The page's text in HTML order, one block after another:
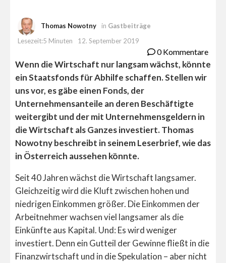
Thomas Nowotny in Gastbeiträge
Lesezeit:5 Minuten
12. September 2019
0 Kommentare
Wenn die Wirtschaft nur langsam wächst, könnte
ein Staatsfonds für Abhilfe schaffen. Stellen wir
uns vor, es gäbe einen Fonds, der
Unternehmensanteile an deren Beschäftigte
weitergibt und der mit Unternehmensgeldern in
die Wirtschaft als Ganzes investiert. Thomas
Nowotny beschreibt in seinem Leserbrief, wie das
in Österreich aussehen könnte.
Seit 40 Jahren wächst die Wirtschaft langsamer.
Gleichzeitig wird die Kluft zwischen hohen und
niedrigen Einkommen größer. Die Einkommen der
Arbeitnehmer wachsen viel langsamer als die
Einkünfte aus Kapital. Und: Es wird weniger
investiert. Denn ein Gutteil der Gewinne fließt in die
Finanzwirtschaft und in die Spekulation – aber nicht